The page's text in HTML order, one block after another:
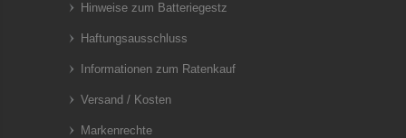
Hinweise zum Batteriegestz
Haftungsausschluss
Informationen zum Ratenkauf
Versand / Kosten
Markenrechte